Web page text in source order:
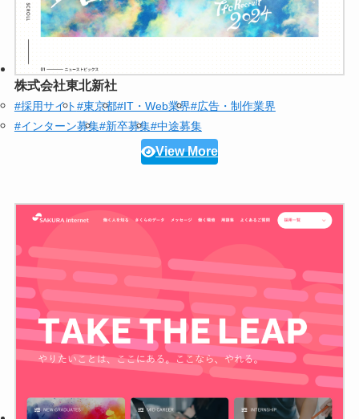
株式会社東北新社
#採用サイト#東京都#IT・Web業界#広告・制作業界
#インターン募集#新卒募集#中途募集
View More